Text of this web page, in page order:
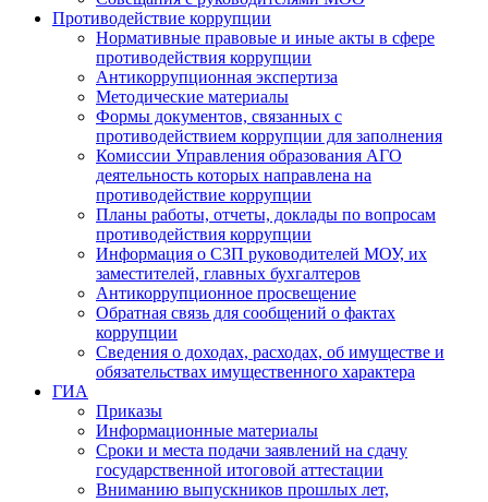
Противодействие коррупции
Нормативные правовые и иные акты в сфере
противодействия коррупции
Антикоррупционная экспертиза
Методические материалы
Формы документов, связанных с
противодействием коррупции для заполнения
Комиссии Управления образования АГО
деятельность которых направлена на
противодействие коррупции
Планы работы, отчеты, доклады по вопросам
противодействия коррупции
Информация о СЗП руководителей МОУ, их
заместителей, главных бухгалтеров
Антикоррупционное просвещение
Обратная связь для сообщений о фактах
коррупции
Сведения о доходах, расходах, об имуществе и
обязательствах имущественного характера
ГИА
Приказы
Информационные материалы
Сроки и места подачи заявлений на сдачу
государственной итоговой аттестации
Вниманию выпускников прошлых лет,